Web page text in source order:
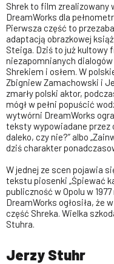
Shrek to film zrealizowany
DreamWorks dla
Pierwsza część to
adaptacją obrazkowej
Steiga. Dziś to już kultowy
niezapomnianych
Shrekiem i osłem. W
Zbigniew Zamachowski i
zmarły polski aktor,
mógł w pełni popuścić
wytwórni DreamWorks
teksty wypowiadane przez
daleko, czy nie?” albo
dziś charakter
W jednej ze scen pojawia
tekstu piosenki „Śpiewać
publiczność w Opolu w
DreamWorks ogłosiła, że
część Shreka. Wielka
Stuhra.
Jerzy Stuhr